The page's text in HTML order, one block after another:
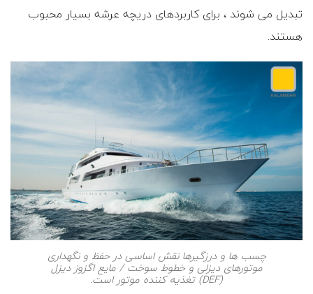
تبدیل می شوند ، برای کاربردهای دریچه عرشه بسیار محبوب
هستند.
چسب ها و درزگیرها نقش اساسی در حفظ و نگهداری
موتورهای دیزلی و خطوط سوخت / مایع اگزوز دیزل
(DEF) تغذیه کننده موتور است.